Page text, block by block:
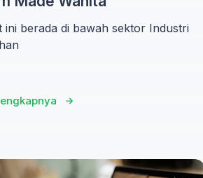
ini berada di bawah sektor Industri